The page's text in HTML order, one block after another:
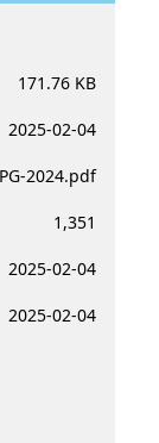
171.76 KB
2025-02-04
2024.pdf
1,351
2025-02-04
2025-02-04